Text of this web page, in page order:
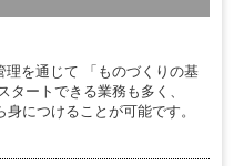
を通じて 「ものづくりの基
ートできる業務も多く、
につけることが可能です。